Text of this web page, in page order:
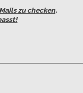
zu checken,